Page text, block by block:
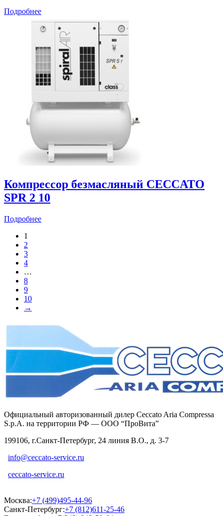
Подробнее
Компрессор безмасляный CECCATO
SPR 2 10
Подробнее
1
2
3
4
…
8
9
10
→
Официальный авторизованный дилер Ceccato Aria Compressa
S.p.A. на территории РФ — ООО “ПроВита”
199106, г.Санкт-Петербург, 24 линия В.О., д. 3-7
info@ceccato-service.ru
ceccato-service.ru
Москва:+7 (499)495-44-96
Санкт-Петербург:+7 (812)611-25-46